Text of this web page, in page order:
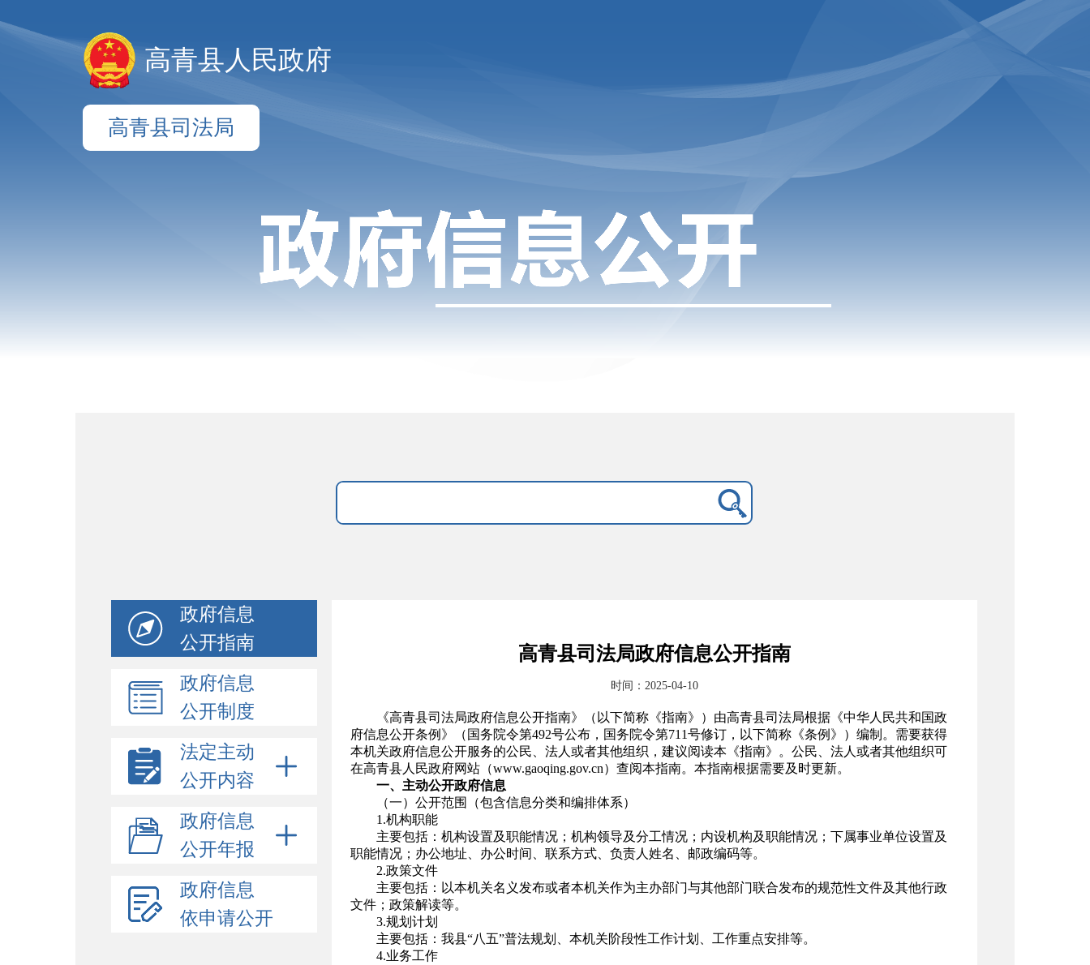
高青县人民政府
高青县司法局
政府信息
公开指南
政府信息
公开制度
法定主动
公开内容
政府信息
公开年报
政府信息
依申请公开
高青县司法局政府信息公开指南
时间：2025-04-10
《高青县司法局政府信息公开指南》（以下简称《指南》）由高青县司法局根据《中华人民共和国政
府信息公开条例》（国务院令第492号公布，国务院令第711号修订，以下简称《条例》）编制。需要获得
本机关政府信息公开服务的公民、法人或者其他组织，建议阅读本《指南》。公民、法人或者其他组织可
在高青县人民政府网站（www.gaoqing.gov.cn）查阅本指南。本指南根据需要及时更新。
一、主动公开政府信息
（一）公开范围（包含信息分类和编排体系）
1.机构职能
主要包括：机构设置及职能情况；机构领导及分工情况；内设机构及职能情况；下属事业单位设置及
职能情况；办公地址、办公时间、联系方式、负责人姓名、邮政编码等。
2.政策文件
主要包括：以本机关名义发布或者本机关作为主办部门与其他部门联合发布的规范性文件及其他行政
文件；政策解读等。
3.规划计划
主要包括：我县“八五”普法规划、本机关阶段性工作计划、工作重点安排等。
4.业务工作